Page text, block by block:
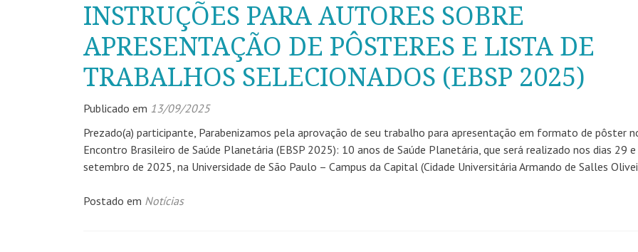
INSTRUÇÕES PARA AUTORES SOBRE
APRESENTAÇÃO DE PÔSTERES E LISTA DE
TRABALHOS SELECIONADOS (EBSP 2025)
Publicado em 13/09/2025
Prezado(a) participante, Parabenizamos pela aprovação de seu trabalho para apresentação em formato de pôster
Encontro Brasileiro de Saúde Planetária (EBSP 2025): 10 anos de Saúde Planetária, que será realizado nos dias 29
setembro de 2025, na Universidade de São Paulo – Campus da Capital (Cidade Universitária Armando de Salles
Postado em Notícias